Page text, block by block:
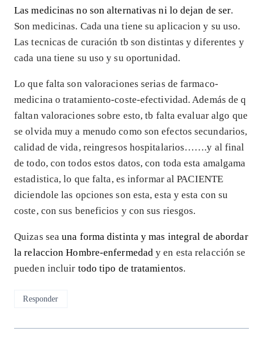
Las medicinas no son alternativas ni lo dejan de ser.
Son medicinas. Cada una tiene su aplicacion y su uso.
Las tecnicas de curación tb son distintas y diferentes y
cada una tiene su uso y su oportunidad.
Lo que falta son valoraciones serias de farmaco-
medicina o tratamiento-coste-efectividad. Además de q
faltan valoraciones sobre esto, tb falta evaluar algo que
se olvida muy a menudo como son efectos secundarios,
calidad de vida, reingresos hospitalarios…….y al final
de todo, con todos estos datos, con toda esta amalgama
estadistica, lo que falta, es informar al PACIENTE
diciendole las opciones son esta, esta y esta con su
coste, con sus beneficios y con sus riesgos.
Quizas seauna forma distinta y mas integral de abordar
la relaccion Hombre-enfermedady en esta relacción se
pueden incluir todo tipo de tratamientos.
Responder